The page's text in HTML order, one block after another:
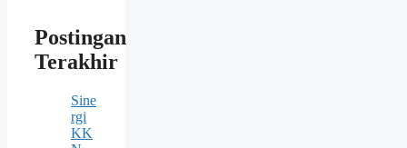
Postingan
Terakhir
Sine
rgi
KK